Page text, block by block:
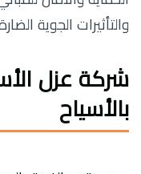
والتأثيرات الجوية
شركة عزل
بالأسياح